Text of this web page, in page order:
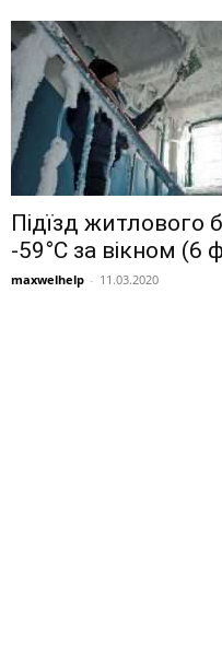
Підїзд житлового
-59°C за вікном (6
maxwelhelp - 11.03.2020